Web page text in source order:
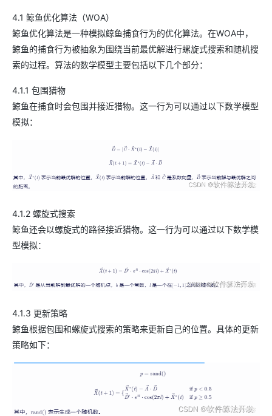
4.1 鲸鱼优化算法（WOA）
鲸鱼优化算法是一种模拟鲸鱼捕食行为的优化算法。在WOA中，
鲸鱼的捕食行为被抽象为围绕当前最优解进行螺旋式搜索和随机搜
索的过程。算法的数学模型主要包括以下几个部分：
4.1.1 包围猎物
鲸鱼在捕食时会包围并接近猎物。这一行为可以通过以下数学模型
模拟：
4.1.2 螺旋式搜索
鲸鱼还会以螺旋式的路径接近猎物。这一行为可以通过以下数学模
型模拟：
4.1.3 更新策略
鲸鱼根据包围和螺旋式搜索的策略来更新自己的位置。具体的更新
策略如下：